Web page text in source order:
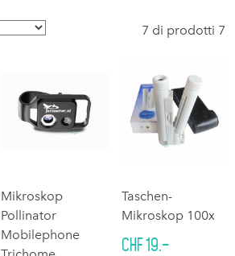
7 di prodotti 7
Mikroskop
Pollinator
Mobilephone
Taschen-
Mikroskop 100x
CHF 19.–